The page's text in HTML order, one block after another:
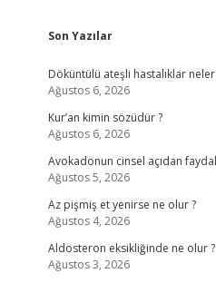
Sidebar
Son Yazılar
Döküntülü ateşli hastalıklar
Ağustos 6, 2026
Kur’an kimin sözüdür ?
Ağustos 6, 2026
Avokadonun cinsel açıdan
Ağustos 5, 2026
Az pişmiş et yenirse ne olur ?
Ağustos 4, 2026
Aldosteron eksikliğinde ne olur ?
Ağustos 3, 2026